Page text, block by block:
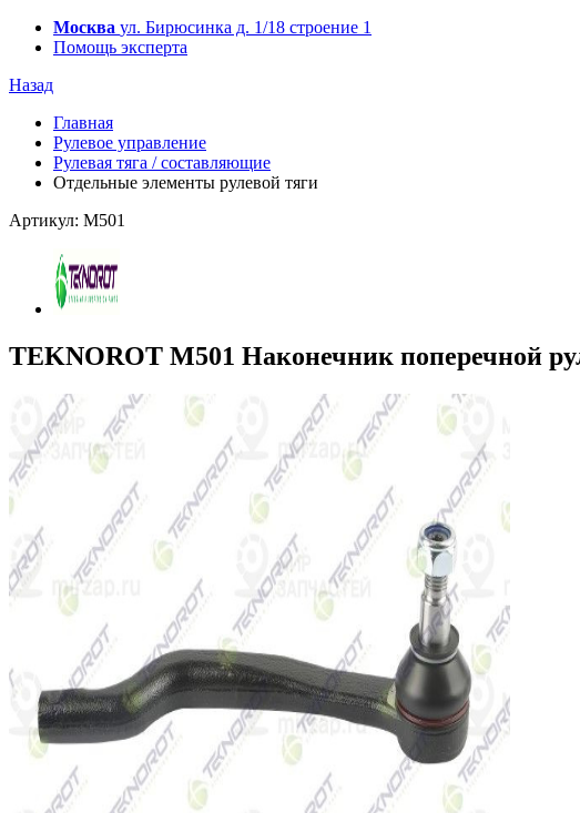
Москва ул. Бирюсинка д. 1/18 строение 1
Помощь эксперта
Назад
Главная
Рулевое управление
Рулевая тяга / составляющие
Отдельные элементы рулевой тяги
Артикул: M501
TEKNOROT M501 Наконечник поперечной